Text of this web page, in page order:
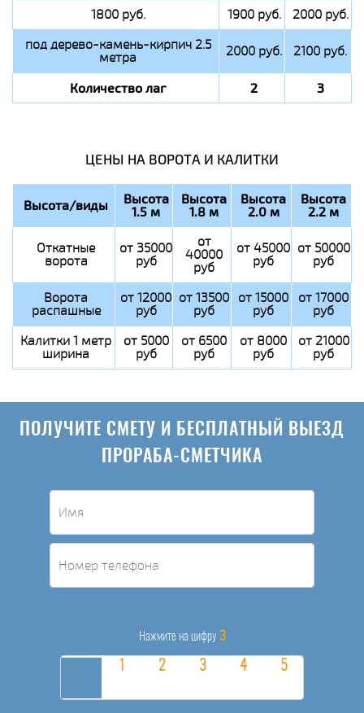
1800 руб. 1900 руб.
2000 руб.
под дерево-камень-кирпич 2.5
метра 2000 руб. 2100 руб.
Количество лаг 2 3
ЦЕНЫ НА ВОРОТА И КАЛИТКИ
Высота/виды Высота
1.5 м
Высота
1.8 м
Высота
2.0 м
Высота
2.2 м
Откатные
ворота
от 35000
руб
от
40000
руб
от 45000
руб
от 50000
руб
Ворота
распашные
от 12000
руб
от 13500
руб
от 15000
руб
от 17000
руб
Калитки 1 метр
ширина
от 5000
руб
от 6500
руб
от 8000
руб
от 21000
руб
ПОЛУЧИТЕ СМЕТУ И БЕСПЛАТНЫЙ ВЫЕЗД
ПРОРАБА-СМЕТЧИКА
Нажмите на цифру 3